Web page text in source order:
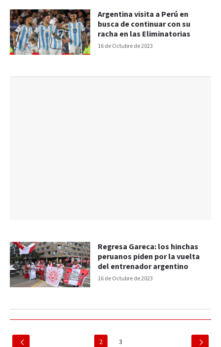
16 de Octubre de 2023
Argentina visita a Perú en
busca de continuar con su
racha en las Eliminatorias
16 de Octubre de 2023
Regresa Gareca: los hinchas
peruanos piden por la vuelta
del entrenador argentino
2 3